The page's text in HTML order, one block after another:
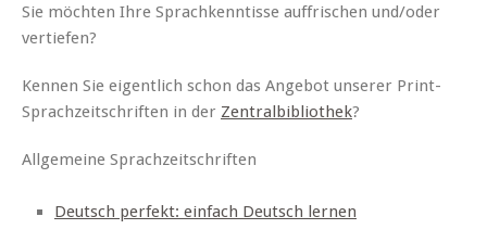
Sie möchten Ihre Sprachkenntisse auffrischen und/oder
vertiefen?
Kennen Sie eigentlich schon das Angebot unserer Print-
Sprachzeitschriften in der Zentralbibliothek?
Allgemeine Sprachzeitschriften
Deutsch perfekt: einfach Deutsch lernen